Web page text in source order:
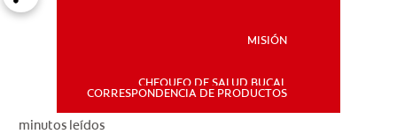
MISIÓN
CHEQUEO DE SALUD BUCAL
CORRESPONDENCIA DE PRODUCTOS
minutos leídos